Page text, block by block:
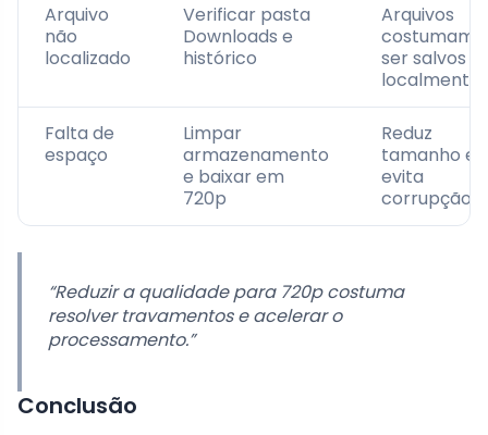
Arquivo
não
localizado
Verificar pasta
Downloads e
histórico
Arquivos
costumam
ser salvos
localmente
Falta de
espaço
Limpar
armazenamento
e baixar em
720p
Reduz
tamanho e
evita
corrupção
“Reduzir a qualidade para 720p costuma
resolver travamentos e acelerar o
processamento.”
Conclusão